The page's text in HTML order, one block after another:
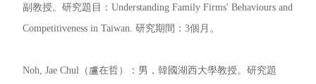
副教授。研究題目：Understanding Family Firms' Behaviours and
Competitiveness in Taiwan. 研究期間：3個月。
Noh, Jae Chul（盧在哲）：男，韓國湖西大學教授。研究題